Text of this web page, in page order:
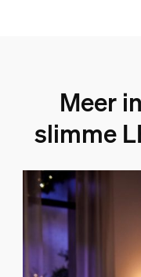
Meer
slimme